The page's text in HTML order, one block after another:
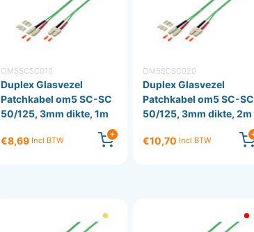
OM5SCSC010
Duplex Glasvezel
Patchkabel om5 SC-SC
50/125, 3mm dikte, 1m
€8,69 Incl BTW
OM5SCSC020
Duplex Glasvezel
Patchkabel om5 SC-SC
50/125, 3mm dikte, 2m
€10,70 Incl BTW